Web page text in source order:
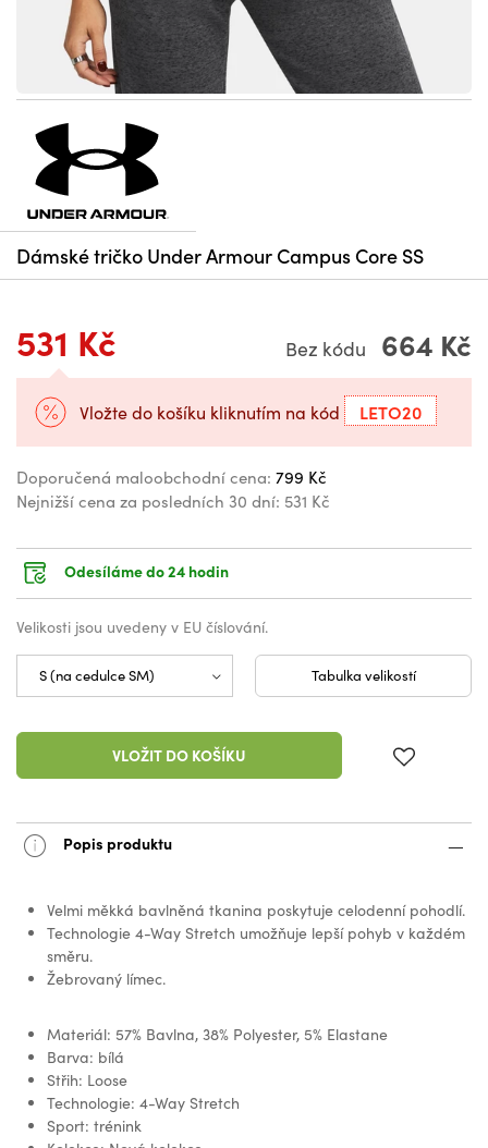
Dámské tričko Under Armour Campus Core SS
531 Kč Bez kódu 664 Kč
Vložte do košíku kliknutím na kód LETO20
Doporučená maloobchodní cena: 799 Kč
Nejnižší cena za posledních 30 dní: 531 Kč
Odesíláme do 24 hodin
Velikosti jsou uvedeny v EU číslování.
Tabulka velikostí
VLOŽIT DO KOŠÍKU
Popis produktu
Velmi měkká bavlněná tkanina poskytuje celodenní pohodlí.
Technologie 4-Way Stretch umožňuje lepší pohyb v každém
směru.
Žebrovaný límec.
Materiál: 57% Bavlna, 38% Polyester, 5% Elastane
Barva: bílá
Střih: Loose
Technologie: 4-Way Stretch
Sport: trénink